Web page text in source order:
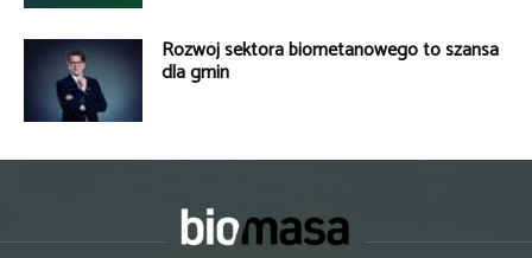
Rozwój sektora biometanowego to szansa
dla gmin